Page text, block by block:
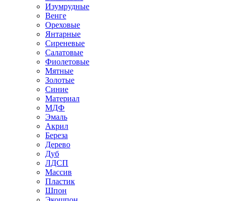
Изумрудные
Венге
Ореховые
Янтарные
Сиреневые
Салатовые
Фиолетовые
Мятные
Золотые
Синие
Материал
МДФ
Эмаль
Акрил
Береза
Дерево
Дуб
ЛДСП
Массив
Пластик
Шпон